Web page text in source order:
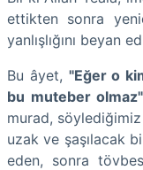
ettikten sonra
yanlışlığını beyan
Bu âyet, "Eğer o
bu muteber olmaz"
murad,
uzak ve şaşılacak
eden, sonra